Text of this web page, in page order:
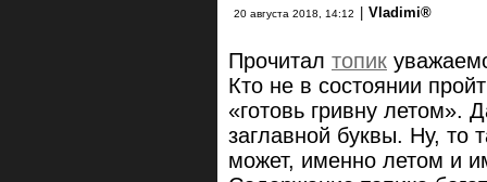
20 августа 2018, 14:12 Vlаdimi®
Прочитал топик
Кто не в состоянии
«готовь гривну летом».
заглавной буквы. Ну, то
может, именно летом и